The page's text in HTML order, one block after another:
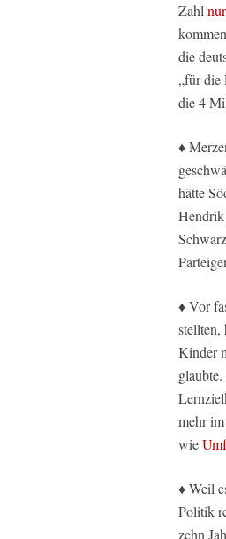
Zahl
die
„für die
die 4
♦
hätte
♦ Vor
stellten,
Kinder
mehr
wie
♦ Weil
Politik
zehn